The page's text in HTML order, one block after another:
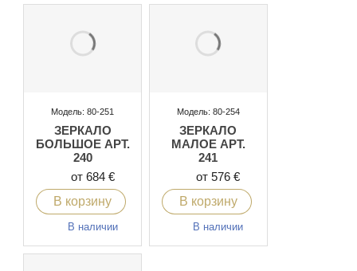
Модель: 80-251
ЗЕРКАЛО
БОЛЬШОЕ АРТ.
240
от 684 €
В корзину
В наличии
Модель: 80-254
ЗЕРКАЛО
МАЛОЕ АРТ.
241
от 576 €
В корзину
В наличии